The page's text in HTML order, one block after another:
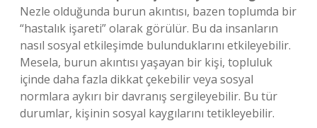
Nezle olduğunda burun akıntısı, bazen toplumda bir
“hastalık işareti” olarak görülür. Bu da insanların
nasıl sosyal etkileşimde bulunduklarını etkileyebilir.
Mesela, burun akıntısı yaşayan bir kişi, topluluk
içinde daha fazla dikkat çekebilir veya sosyal
normlara aykırı bir davranış sergileyebilir. Bu tür
durumlar, kişinin sosyal kaygılarını tetikleyebilir.